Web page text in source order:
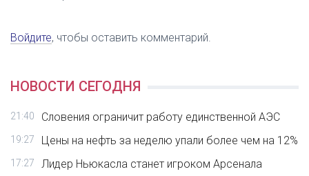
Войдите, чтобы оставить комментарий.
НОВОСТИ СЕГОДНЯ
21:40 Словения ограничит работу единственной АЭС
19:27 Цены на нефть за неделю упали более чем на 12%
17:27 Лидер Ньюкасла станет игроком Арсенала